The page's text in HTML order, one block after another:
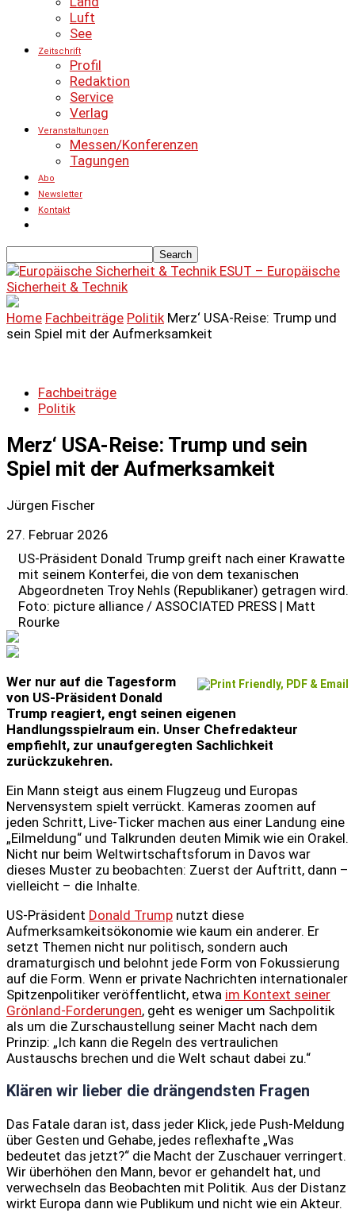
Luft
See
Zeitschrift
Profil
Redaktion
Service
Verlag
Veranstaltungen
Messen/Konferenzen
Tagungen
Abo
Newsletter
Kontakt
ESUT – Europäische
Sicherheit & Technik
Home Fachbeiträge Politik Merz‘ USA-Reise: Trump und
sein Spiel mit der Aufmerksamkeit
Fachbeiträge
Politik
Merz‘ USA-Reise: Trump und sein
Spiel mit der Aufmerksamkeit
Jürgen Fischer
27. Februar 2026
US-Präsident Donald Trump greift nach einer Krawatte
mit seinem Konterfei, die von dem texanischen
Abgeordneten Troy Nehls (Republikaner) getragen wird.
Foto: picture alliance / ASSOCIATED PRESS | Matt
Rourke
Wer nur auf die Tagesform
von US-Präsident Donald
Trump reagiert, engt seinen eigenen
Handlungsspielraum ein. Unser Chefredakteur
empfiehlt, zur unaufgeregten Sachlichkeit
zurückzukehren.
Ein Mann steigt aus einem Flugzeug und Europas
Nervensystem spielt verrückt. Kameras zoomen auf
jeden Schritt, Live-Ticker machen aus einer Landung eine
„Eilmeldung“ und Talkrunden deuten Mimik wie ein Orakel.
Nicht nur beim Weltwirtschaftsforum in Davos war
dieses Muster zu beobachten: Zuerst der Auftritt, dann –
vielleicht – die Inhalte.
US-Präsident Donald Trump nutzt diese
Aufmerksamkeitsökonomie wie kaum ein anderer. Er
setzt Themen nicht nur politisch, sondern auch
dramaturgisch und belohnt jede Form von Fokussierung
auf die Form. Wenn er private Nachrichten internationaler
Spitzenpolitiker veröffentlicht, etwa im Kontext seiner
Grönland-Forderungen, geht es weniger um Sachpolitik
als um die Zurschaustellung seiner Macht nach dem
Prinzip: „Ich kann die Regeln des vertraulichen
Austauschs brechen und die Welt schaut dabei zu.“
Klären wir lieber die drängendsten Fragen
Das Fatale daran ist, dass jeder Klick, jede Push-Meldung
über Gesten und Gehabe, jedes reflexhafte „Was
bedeutet das jetzt?“ die Macht der Zuschauer verringert.
Wir überhöhen den Mann, bevor er gehandelt hat, und
verwechseln das Beobachten mit Politik. Aus der Distanz
wirkt Europa dann wie Publikum und nicht wie ein Akteur.